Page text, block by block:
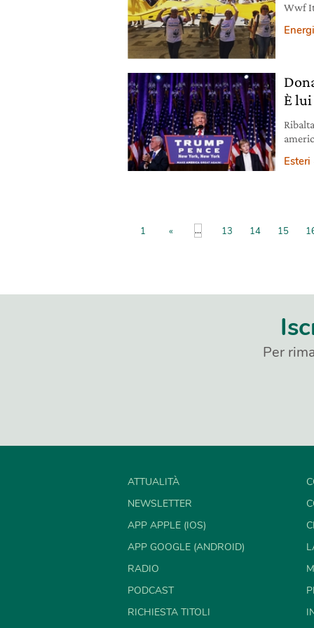
Wwf
È
Esteri
1 « ... 13 14 15
Per
ATTUALITÀ
NEWSLETTER
APP APPLE (IOS)
APP GOOGLE (ANDROID)
RADIO
PODCAST
RICHIESTA TITOLI